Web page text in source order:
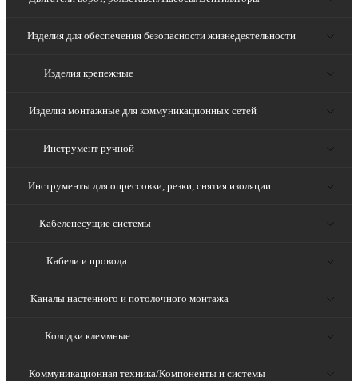
Изделия для обеспечения безопасности жизнедеятельности
Изделия крепежные
Изделия монтажные для коммуникационных сетей
Инструмент ручной
Инструменты для опрессовки, резки, снятия изоляции
Кабеленесущие системы
Кабели и провода
Каналы настенного и потолочного монтажа
Колодки клеммные
Коммуникационная техника/Компоненты и системы